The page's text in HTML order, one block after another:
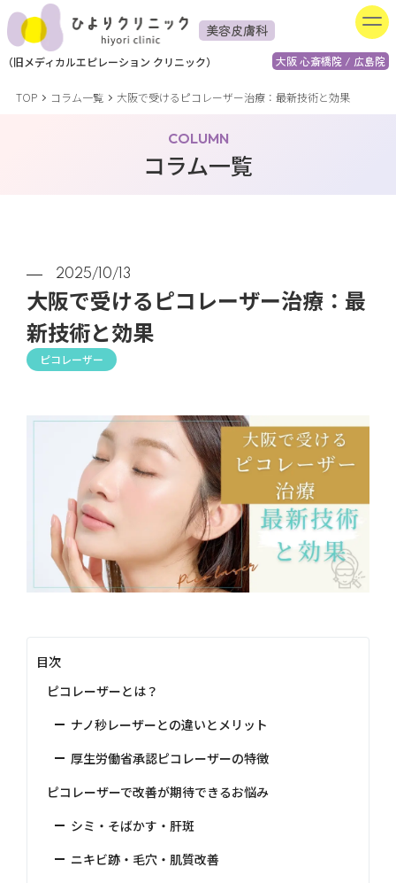
美容皮膚科
大阪 心斎橋院 / 広島院
（旧メディカルエピレーション クリニック）
TOP コラム一覧 大阪で受けるピコレーザー治療：最新技術と効果
COLUMN
コラム一覧
2025/10/13
大阪で受けるピコレーザー治療：最
新技術と効果
ピコレーザー
目次
ピコレーザーとは？
ナノ秒レーザーとの違いとメリット
厚生労働省承認ピコレーザーの特徴
ピコレーザーで改善が期待できるお悩み
シミ・そばかす・肝斑
ニキビ跡・毛穴・肌質改善